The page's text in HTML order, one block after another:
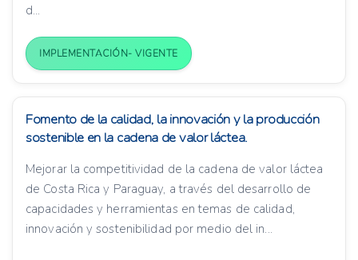
d...
IMPLEMENTACIÓN- VIGENTE
Fomento de la calidad, la innovación y la producción
sostenible en la cadena de valor láctea.
Mejorar la competitividad de la cadena de valor láctea
de Costa Rica y Paraguay, a través del desarrollo de
capacidades y herramientas en temas de calidad,
innovación y sostenibilidad por medio del in...